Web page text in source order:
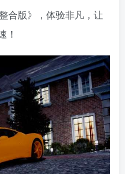
合版》，体验非凡，让
！